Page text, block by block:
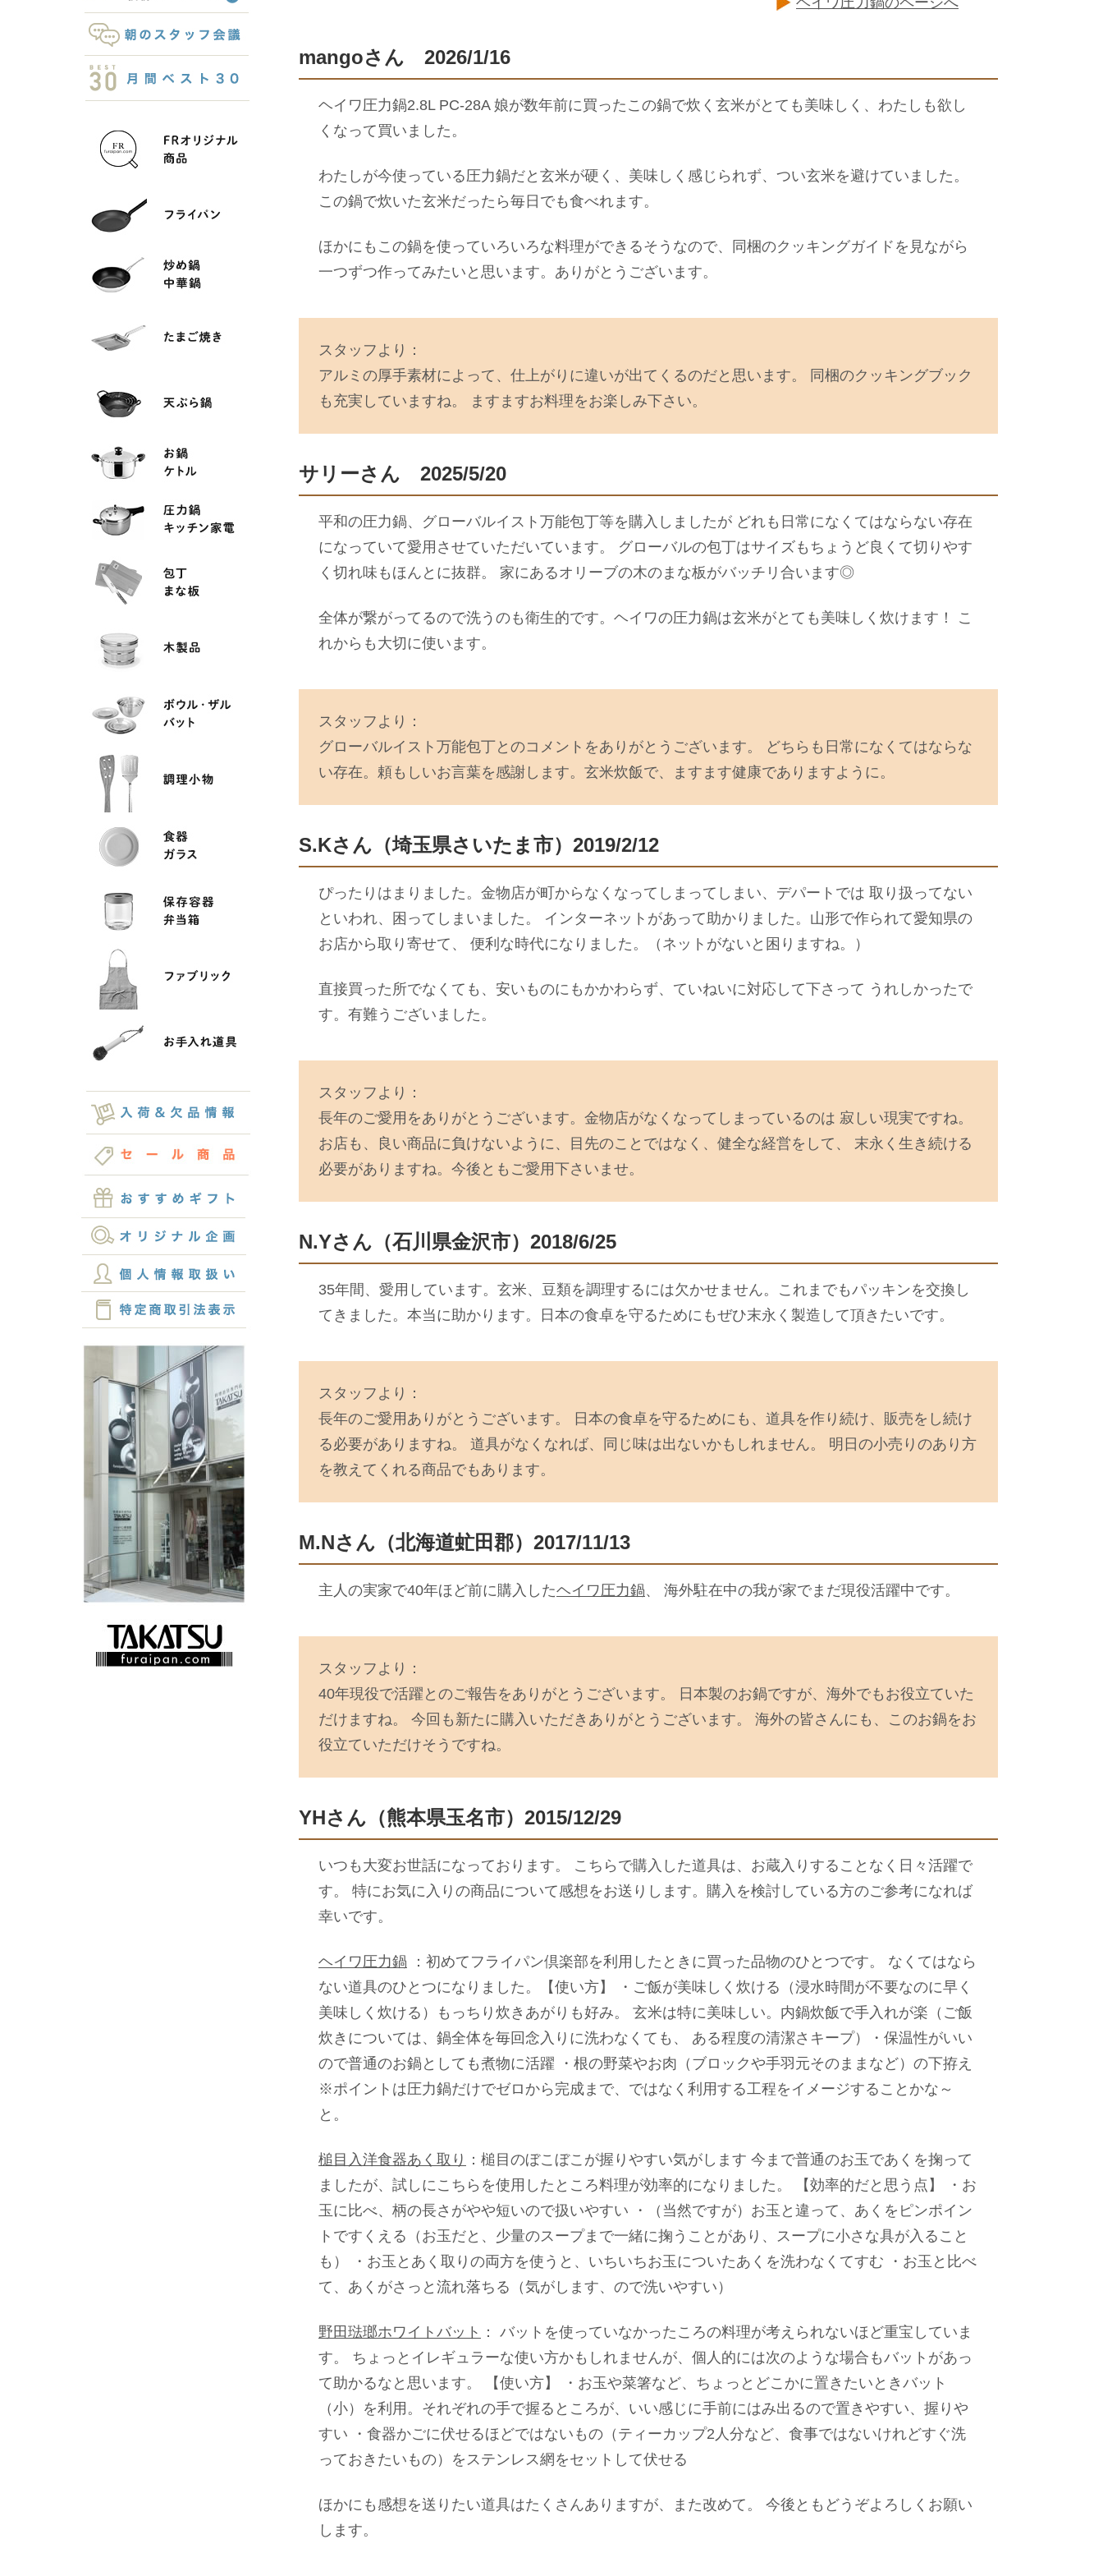
mangoさん 2026/1/16
ヘイワ圧力鍋2.8L PC-28A 娘が数年前に買ったこの鍋で炊く玄米がとても美味しく、わたしも欲し
くなって買いました。
わたしが今使っている圧力鍋だと玄米が硬く、美味しく感じられず、つい玄米を避けていました。
この鍋で炊いた玄米だったら毎日でも食べれます。
ほかにもこの鍋を使っていろいろな料理ができるそうなので、同梱のクッキングガイドを見ながら
一つずつ作ってみたいと思います。ありがとうございます。
スタッフより：
アルミの厚手素材によって、仕上がりに違いが出てくるのだと思います。 同梱のクッキングブック
も充実していますね。 ますますお料理をお楽しみ下さい。
サリーさん 2025/5/20
平和の圧力鍋、グローバルイスト万能包丁等を購入しましたが どれも日常になくてはならない存在
になっていて愛用させていただいています。 グローバルの包丁はサイズもちょうど良くて切りやす
く切れ味もほんとに抜群。 家にあるオリーブの木のまな板がバッチリ合います◎
全体が繋がってるので洗うのも衛生的です。ヘイワの圧力鍋は玄米がとても美味しく炊けます！ こ
れからも大切に使います。
スタッフより：
グローバルイスト万能包丁とのコメントをありがとうございます。 どちらも日常になくてはならな
い存在。頼もしいお言葉を感謝します。玄米炊飯で、ますます健康でありますように。
S.Kさん（埼玉県さいたま市）2019/2/12
ぴったりはまりました。金物店が町からなくなってしまってしまい、デパートでは 取り扱ってない
といわれ、困ってしまいました。 インターネットがあって助かりました。山形で作られて愛知県の
お店から取り寄せて、 便利な時代になりました。（ネットがないと困りますね。）
直接買った所でなくても、安いものにもかかわらず、ていねいに対応して下さって うれしかったで
す。有難うございました。
スタッフより：
長年のご愛用をありがとうございます。金物店がなくなってしまっているのは 寂しい現実ですね。
お店も、良い商品に負けないように、目先のことではなく、健全な経営をして、 末永く生き続ける
必要がありますね。今後ともご愛用下さいませ。
N.Yさん（石川県金沢市）2018/6/25
35年間、愛用しています。玄米、豆類を調理するには欠かせません。これまでもパッキンを交換し
てきました。本当に助かります。日本の食卓を守るためにもぜひ末永く製造して頂きたいです。
スタッフより：
長年のご愛用ありがとうございます。 日本の食卓を守るためにも、道具を作り続け、販売をし続け
る必要がありますね。 道具がなくなれば、同じ味は出ないかもしれません。 明日の小売りのあり方
を教えてくれる商品でもあります。
M.Nさん（北海道虻田郡）2017/11/13
主人の実家で40年ほど前に購入したヘイワ圧力鍋、 海外駐在中の我が家でまだ現役活躍中です。
スタッフより：
40年現役で活躍とのご報告をありがとうございます。 日本製のお鍋ですが、海外でもお役立ていた
だけますね。 今回も新たに購入いただきありがとうございます。 海外の皆さんにも、このお鍋をお
役立ていただけそうですね。
YHさん（熊本県玉名市）2015/12/29
いつも大変お世話になっております。 こちらで購入した道具は、お蔵入りすることなく日々活躍で
す。 特にお気に入りの商品について感想をお送りします。購入を検討している方のご参考になれば
幸いです。
ヘイワ圧力鍋 ：初めてフライパン倶楽部を利用したときに買った品物のひとつです。 なくてはなら
ない道具のひとつになりました。【使い方】 ・ご飯が美味しく炊ける（浸水時間が不要なのに早く
美味しく炊ける）もっちり炊きあがりも好み。 玄米は特に美味しい。内鍋炊飯で手入れが楽（ご飯
炊きについては、鍋全体を毎回念入りに洗わなくても、 ある程度の清潔さキープ）・保温性がいい
ので普通のお鍋としても煮物に活躍 ・根の野菜やお肉（ブロックや手羽元そのままなど）の下拵え
※ポイントは圧力鍋だけでゼロから完成まで、ではなく利用する工程をイメージすることかな～
と。
槌目入洋食器あく取り ：槌目のぼこぼこが握りやすい気がします 今まで普通のお玉であくを掬って
ましたが、試しにこちらを使用したところ料理が効率的になりました。 【効率的だと思う点】 ・お
玉に比べ、柄の長さがやや短いので扱いやすい ・（当然ですが）お玉と違って、あくをピンポイン
トですくえる（お玉だと、少量のスープまで一緒に掬うことがあり、スープに小さな具が入ること
も） ・お玉とあく取りの両方を使うと、いちいちお玉についたあくを洗わなくてすむ ・お玉と比べ
て、あくがさっと流れ落ちる（気がします、ので洗いやすい）
野田琺瑯ホワイトバット ： バットを使っていなかったころの料理が考えられないほど重宝していま
す。 ちょっとイレギュラーな使い方かもしれませんが、個人的には次のような場合もバットがあっ
て助かるなと思います。 【使い方】 ・お玉や菜箸など、ちょっとどこかに置きたいときバット
（小）を利用。それぞれの手で握るところが、いい感じに手前にはみ出るので置きやすい、握りや
すい ・食器かごに伏せるほどではないもの（ティーカップ2人分など、食事ではないけれどすぐ洗
っておきたいもの）をステンレス網をセットして伏せる
ほかにも感想を送りたい道具はたくさんありますが、また改めて。 今後ともどうぞよろしくお願い
します。